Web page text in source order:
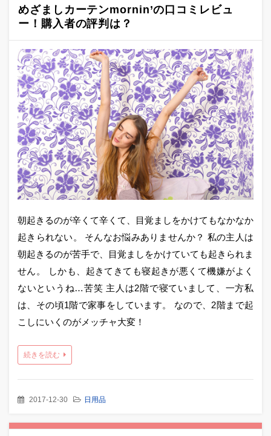
めざましカーテンmornin’の口コミレビュ
ー！購入者の評判は？
朝起きるのが辛くて辛くて、目覚ましをかけてもなかなか
起きられない。 そんなお悩みありませんか？ 私の主人は
朝起きるのが苦手で、目覚ましをかけていても起きられま
せん。 しかも、起きてきても寝起きが悪くて機嫌がよく
ないというね…苦笑 主人は2階で寝ていまして、一方私
は、その頃1階で家事をしています。 なので、2階まで起
こしにいくのがメッチャ大変！
続きを読む
2017-12-30 日用品